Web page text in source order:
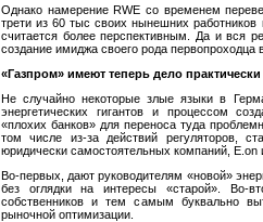
Однако намерение RWE со временем
трети из 60 тыс своих нынешних работников
считается более перспективным. Да и вся
создание имиджа своего рода первопроходца
«Газпром» имеют теперь дело
Не случайно некоторые злые языки в
энергетических гигантов и процессом
«плохих банков» для переноса туда
том числе из-за действий регуляторов,
юридически самостоятельных компаний,
Во-первых, дают руководителям «новой»
без оглядки на интересы «старой». Во-
собственников и тем самым буквально
рыночной оптимизации.